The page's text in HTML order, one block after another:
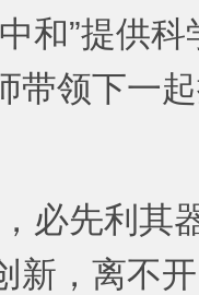
和”提供
带领下一
必先利其
新，离不